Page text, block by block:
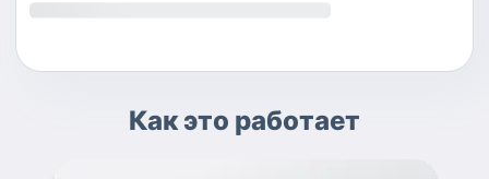
Как это работает